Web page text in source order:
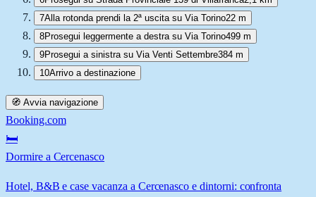
7Alla rotonda prendi la 2ª uscita su Via Torino22 m
8Prosegui leggermente a destra su Via Torino499 m
9Prosegui a sinistra su Via Venti Settembre384 m
10Arrivo a destinazione
🧭 Avvia navigazione
Booking.com
🛏️
Dormire a Cercenasco
Hotel, B&B e case vacanza a Cercenasco e dintorni: confronta